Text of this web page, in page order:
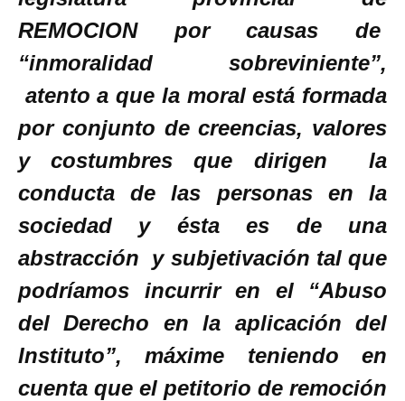
REMOCION por causas de
“inmoralidad sobreviniente”,
atento a que la moral está formada
por conjunto de creencias, valores
y costumbres que dirigen la
conducta de las personas en la
sociedad y ésta es de una
abstracción y subjetivación tal que
podríamos incurrir en el “Abuso
del Derecho en la aplicación del
Instituto”, máxime teniendo en
cuenta que el petitorio de remoción